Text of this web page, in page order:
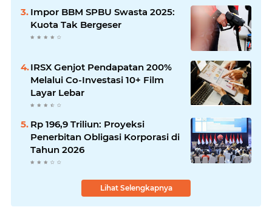
Impor BBM SPBU Swasta 2025:
Kuota Tak Bergeser
IRSX Genjot Pendapatan 200%
Melalui Co-Investasi 10+ Film
Layar Lebar
Rp 196,9 Triliun: Proyeksi
Penerbitan Obligasi Korporasi di
Tahun 2026
Lihat Selengkapnya